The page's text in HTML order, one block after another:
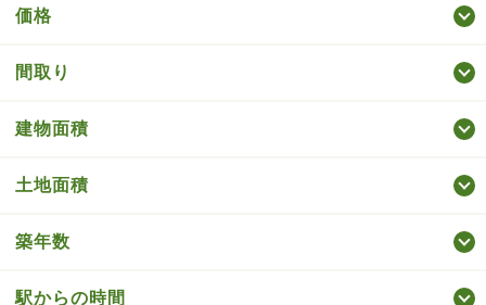
価格
間取り
建物面積
土地面積
築年数
駅からの時間